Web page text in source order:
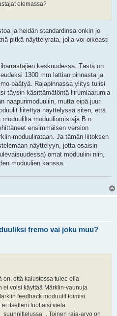
olemassa?
ja heidän standardinsa onkin jo
pitkä näyttelyrata, jolla voi oikeasti
keskuudessa. Tästä on
1300 mm lattian pinnasta ja
päätyä. Rajapinnassa ylitys tulisi
täysin käsittämätöntä liirumlaarumia
naapurimoduuliin, mutta eipä juuri
liitettyä näyttelyssä siten, että
moduuliomistaja B:n
ensimmäisen version
moduulirataan. Ja tämän liitoksen
näyttelyyn, jotta osaisin
omat moduulini niin,
moduulien kanssa.
fremo vai joku muu?
on, että kalustossa tulee olla
ei voisi käyttää Märklin-vaunuja
feedback moduulit toimisi
ei itselleni tuottaisi vielä
Toinen raja-arvo on